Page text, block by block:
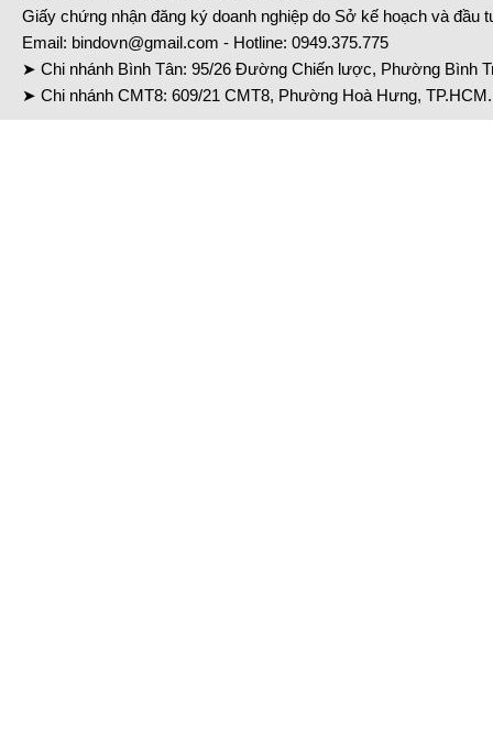
Giấy chứng nhận đăng ký doanh nghiệp do Sở kế hoạch và đầu
Email: bindovn@gmail.com - Hotline: 0949.375.775
➤ Chi nhánh Bình Tân: 95/26 Đường Chiến lược, Phường Bình
➤ Chi nhánh CMT8: 609/21 CMT8, Phường Hoà Hưng,